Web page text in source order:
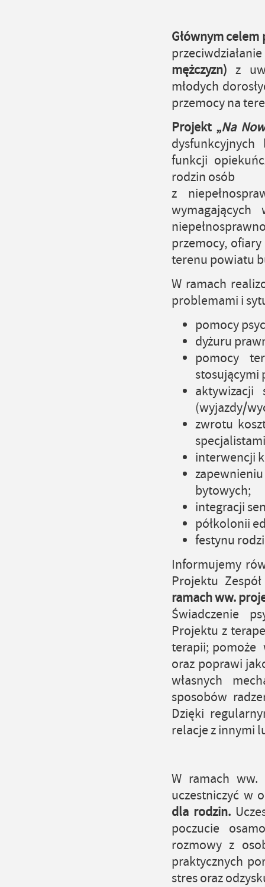
Głównym
mężczyzn) z
młodych
przemocy na
Projekt „Na
funkcji
rodzin osób
z
przemocy,
terenu powiatu
W ramach
problemami i
pomocy
dyżuru
pomocy
stosującymi
aktywizacji
(wyjazdy/
zwrotu
interwencji
bytowych;
integracji
półkolonii
festynu
Informujemy
Projektu
ramach ww.
Świadczenie
Projektu z
terapii; pomoże
oraz poprawi
własnych
sposobów
Dzięki
relacje z innymi
W ramach ww.
uczestniczyć w
dla rodzin.
poczucie
rozmowy z
praktycznych
stres oraz